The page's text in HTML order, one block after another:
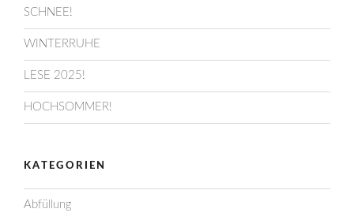
SCHNEE!
WINTERRUHE
LESE 2025!
HOCHSOMMER!
KATEGORIEN
Abfüllung